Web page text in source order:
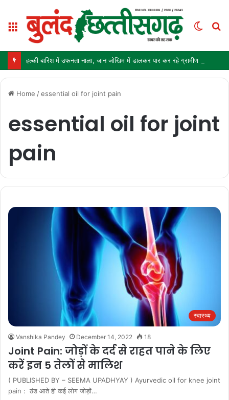
Menu
Switch
Home /essential oil for joint pain
essential oil for joint
pain
स्वास्थ्य
Vanshika Pandey December 14, 2022 18
Joint Pain: जोड़ों के दर्द से राहत पाने के लिए
करें इन 5 तेलों से मालिश
( PUBLISHED BY – SEEMA UPADHYAY ) Ayurvedic oil for knee joint
pain : ठंड आते ही कई लोग जोड़ों…